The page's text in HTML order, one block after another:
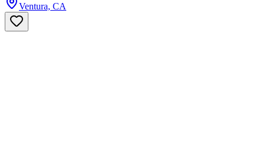
Ventura, CA